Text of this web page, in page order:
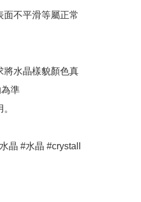
面不平滑等屬正常
將水晶樣貌顏色真
準
晶 #水晶 #crystall